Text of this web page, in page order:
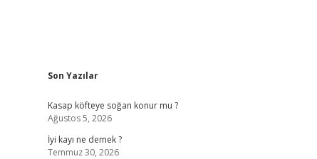
Sidebar
Son Yazılar
Kasap köfteye soğan konur mu ?
Ağustos 5, 2026
İyi kayı ne demek ?
Temmuz 30, 2026